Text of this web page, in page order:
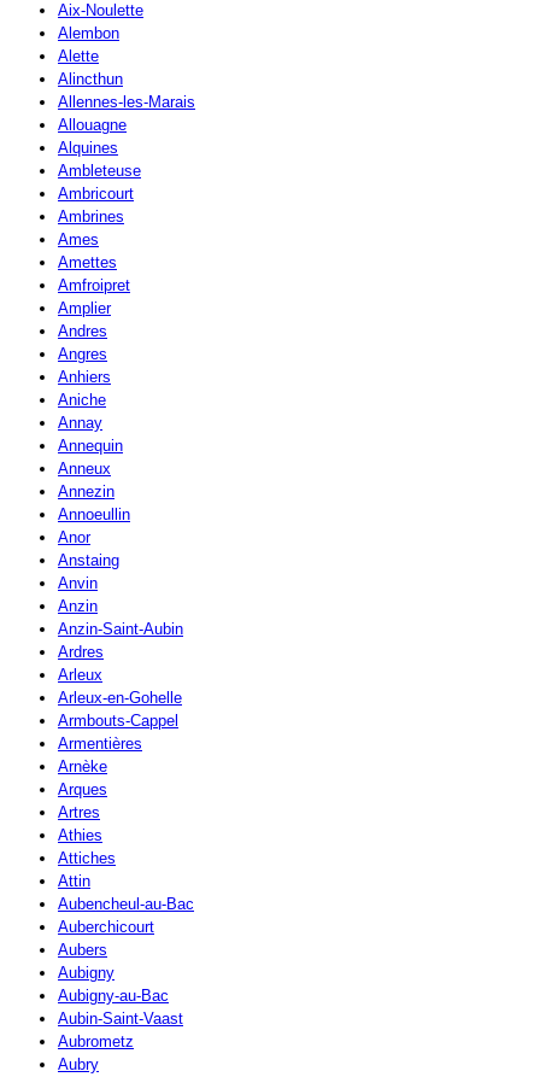
Aix-Noulette
Alembon
Alette
Alincthun
Allennes-les-Marais
Allouagne
Alquines
Ambleteuse
Ambricourt
Ambrines
Ames
Amettes
Amfroipret
Amplier
Andres
Angres
Anhiers
Aniche
Annay
Annequin
Anneux
Annezin
Annoeullin
Anor
Anstaing
Anvin
Anzin
Anzin-Saint-Aubin
Ardres
Arleux
Arleux-en-Gohelle
Armbouts-Cappel
Armentières
Arnèke
Arques
Artres
Athies
Attiches
Attin
Aubencheul-au-Bac
Auberchicourt
Aubers
Aubigny
Aubigny-au-Bac
Aubin-Saint-Vaast
Aubrometz
Aubry